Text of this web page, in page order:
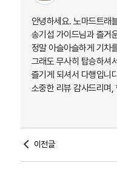
안녕하세요. 노마드트래
송기섭 가이드님과 즐거
정말 아슬아슬하게 기차
그래도 무사히 탑승하셔
즐기게 되셔서 다행입니
소중한 리뷰 감사드리며
이전글